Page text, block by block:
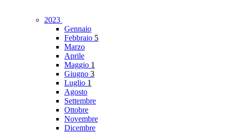
2023
Gennaio
Febbraio 5
Marzo
Aprile
Maggio 1
Giugno 3
Luglio 1
Agosto
Settembre
Ottobre
Novembre
Dicembre